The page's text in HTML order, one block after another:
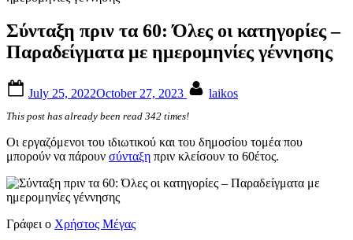
Σύνταξη πριν τα 60: Όλες οι κατηγορίες –
Παραδείγματα με ημερομηνίες γέννησης
on
July 25, 2022October 27, 2023 laikos
This post has already been read 342 times!
Οι εργαζόμενοι του ιδιωτικού και του δημοσίου τομέα που
μπορούν να πάρουν σύνταξη πριν κλείσουν το 60έτος.
Γράφει ο Χρήστος Μέγας